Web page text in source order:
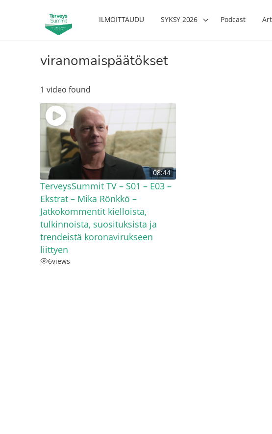
ILMOITTAUDU SYKSY 2026 Podcast
viranomaispäätökset
1 video found
08:44
TerveysSummit TV – S01 – E03 –
Ekstrat – Mika Rönkkö –
Jatkokommentit kielloista,
tulkinnoista, suosituksista ja
trendeistä koronavirukseen
liittyen
6views